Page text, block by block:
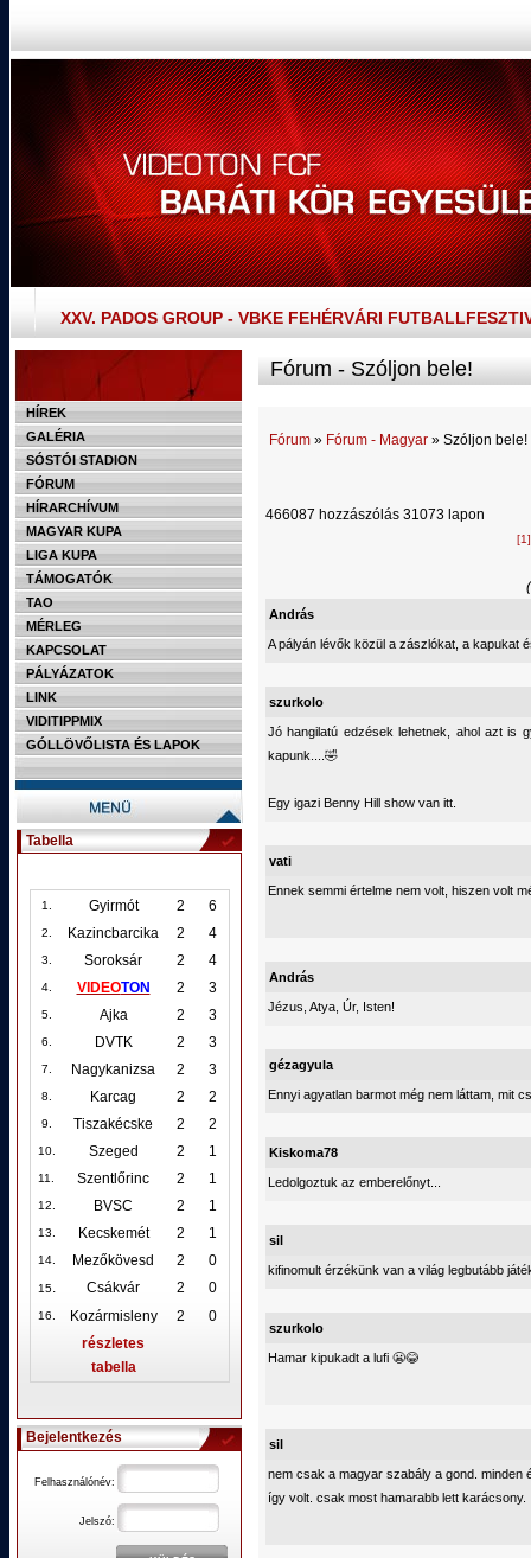
XXV. PADOS GROUP - VBKE FEHÉRVÁRI
HÍREK
GALÉRIA
SÓSTÓI STADION
FÓRUM
HÍRARCHÍVUM
MAGYAR KUPA
LIGA KUPA
TÁMOGATÓK
TAO
MÉRLEG
KAPCSOLAT
PÁLYÁZATOK
LINK
VIDITIPPMIX
GÓLLÖVŐLISTA ÉS LAPOK
Tabella
1. Gyirmót 2 6
2. Kazincbarcika 2 4
3. Soroksár 2 4
4. VIDEOTON 2 3
5. Ajka 2 3
6. DVTK 2 3
7. Nagykanizsa 2 3
8. Karcag 2 2
9. Tiszakécske 2 2
10. Szeged 2 1
11. Szentlőrinc 2 1
12. BVSC 2 1
13. Kecskemét 2 1
14. Mezőkövesd 2 0
15. Csákvár 2 0
16. Kozármisleny 2
0
részletes
tabella
Bejelentkezés
Felhasználónév:
Jelszó:
Fórum - Szóljon bele!
Fórum » Fórum - Magyar » Szóljon bele!
466087 hozzászólás 31073 lapon
[1]
András
A pályán lévők közül a zászlókat, a kapukat
szurkolo
Jó hangilatú edzések lehetnek, ahol azt is
kapunk....🤣
Egy igazi Benny Hill show van itt.
vati
Ennek semmi értelme nem volt, hiszen volt
András
Jézus, Atya, Úr, Isten!
gézagyula
Ennyi agyatlan barmot még nem láttam, mit
Kiskoma78
Ledolgoztuk az emberelőnyt...
sil
kifinomult érzékünk van a világ legbutább
szurkolo
Hamar kipukadt a lufi 😬😂
sil
nem csak a magyar szabály a gond. minden
így volt. csak most hamarabb lett karácsony.